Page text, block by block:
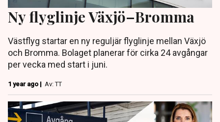
Ny flyglinje Växjö–Bromma
Västflyg startar en ny reguljär flyglinje mellan Växjö
och Bromma. Bolaget planerar för cirka 24 avgångar
per vecka med start i juni.
1 year ago | Av: TT